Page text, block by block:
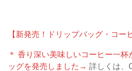
【新発売！ドリップバッグ・コー
＊ 香り深い美味しいコーヒー一
ッグを発売しました→詳しくは、